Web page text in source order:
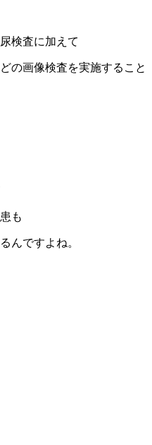
検査に加えて
の画像検査を実施すること
も
んですよね。